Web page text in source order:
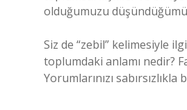
olduğumuzu
Siz de “zebil” kelimesiyle
toplumdaki anlamı nedir?
Yorumlarınızı